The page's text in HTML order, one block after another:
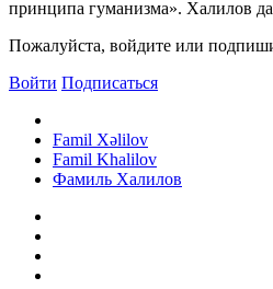
принципа гуманизма». Халилов
Пожалуйста, войдите или
Войти Подписаться
Famil Xəlilov
Famil Khalilov
Фамиль Халилов